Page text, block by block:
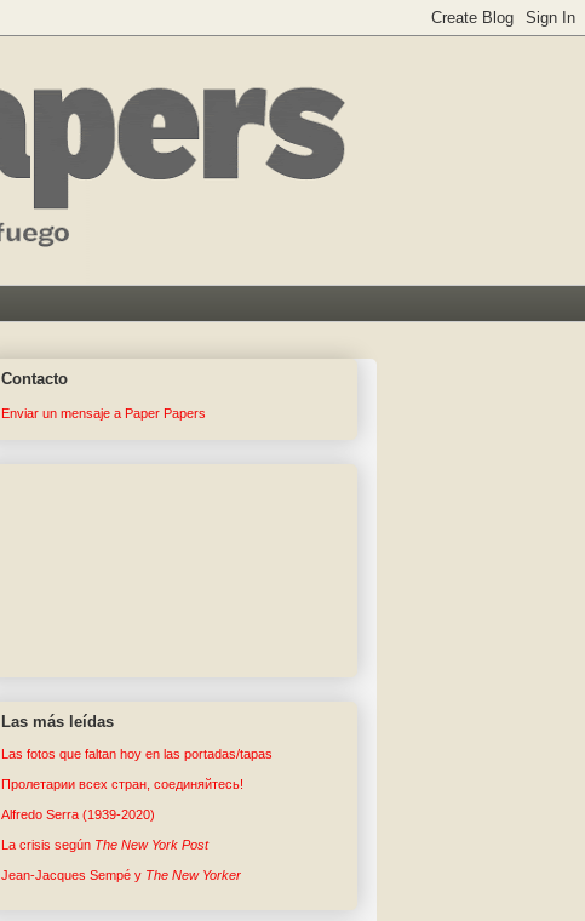
Contacto
Enviar un mensaje a Paper Papers
Las más leídas
Las fotos que faltan hoy en las portadas/tapas
Пролетарии всех стран, соединяйтесь!
Alfredo Serra (1939-2020)
La crisis según The New York Post
Jean-Jacques Sempé y The New Yorker